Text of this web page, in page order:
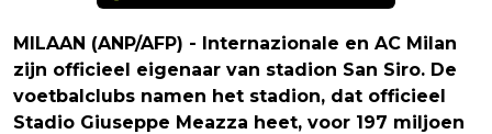
MILAAN (ANP/AFP) - Internazionale en AC Milan
zijn officieel eigenaar van stadion San Siro. De
voetbalclubs namen het stadion, dat officieel
Stadio Giuseppe Meazza heet, voor 197 miljoen